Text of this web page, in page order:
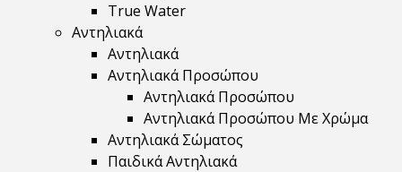
True Water
Αντηλιακά
Αντηλιακά
Αντηλιακά Προσώπου
Αντηλιακά Προσώπου
Αντηλιακά Προσώπου Με Χρώμα
Αντηλιακά Σώματος
Παιδικά Αντηλιακά